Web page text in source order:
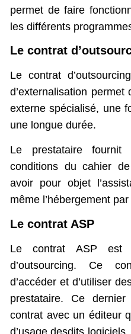
permet de faire
les différents
Le contrat
Le contrat
d’externalisation
externe spécialisé, une
une longue durée.
Le prestataire
conditions du cahier
avoir pour objet
même l’hébergement
Le contrat ASP
Le contrat ASP est
d’outsourcing. Ce
d’accéder et d’utiliser
prestataire. Ce
contrat avec un éditeur
d’usage desdits